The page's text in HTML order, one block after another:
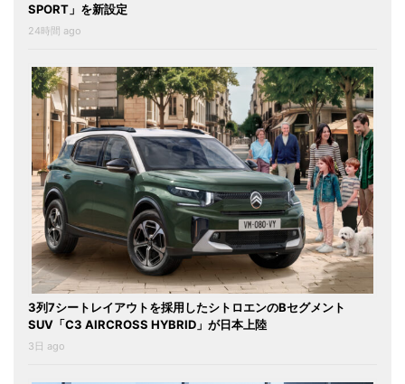
SPORT」を新設定
24時間 ago
3列7シートレイアウトを採用したシトロエンのBセグメント
SUV「C3 AIRCROSS HYBRID」が日本上陸
3日 ago